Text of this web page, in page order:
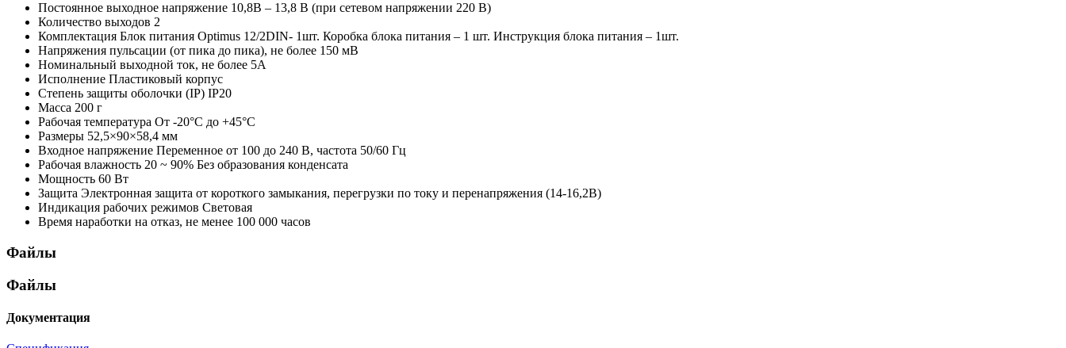
Постоянное выходное напряжение 10,8В – 13,8 В (при сетевом напряжении 220 В)
Количество выходов 2
Комплектация Блок питания Optimus 12/2DIN- 1шт. Коробка блока питания – 1 шт. Инструкция блока питания – 1шт.
Напряжения пульсации (от пика до пика), не более 150 мВ
Номинальный выходной ток, не более 5А
Исполнение Пластиковый корпус
Степень защиты оболочки (IP) IP20
Масса 200 г
Рабочая температура От -20°С до +45°С
Размеры 52,5×90×58,4 мм
Входное напряжение Переменное от 100 до 240 В, частота 50/60 Гц
Рабочая влажность 20 ~ 90% Без образования конденсата
Мощность 60 Вт
Защита Электронная защита от короткого замыкания, перегрузки по току и перенапряжения (14-16,2В)
Индикация рабочих режимов Световая
Время наработки на отказ, не менее 100 000 часов
Файлы
Файлы
Документация